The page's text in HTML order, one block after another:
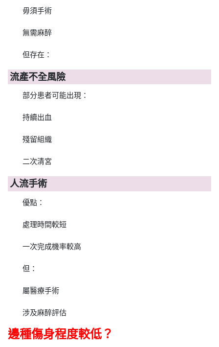
毋須手術
無需麻醉
但存在：
流產不全風險
部分患者可能出現：
持續出血
殘留組織
二次清宮
人流手術
優點：
處理時間較短
一次完成機率較高
但：
屬醫療手術
涉及麻醉評估
邊種傷身程度較低？